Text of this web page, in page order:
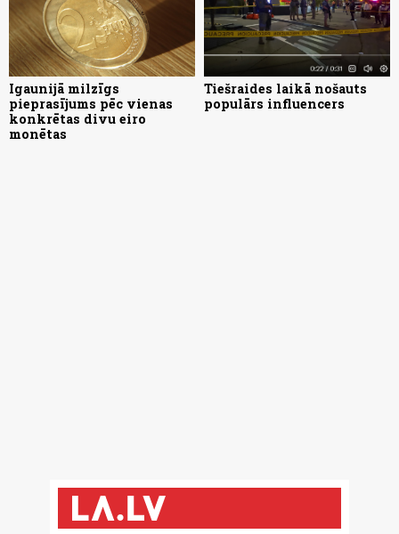
Igaunijā milzīgs
pieprasījums pēc vienas
konkrētas divu eiro
monētas
Tiešraides laikā nošauts
populārs influencers